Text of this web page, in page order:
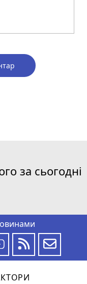
за сьогодні